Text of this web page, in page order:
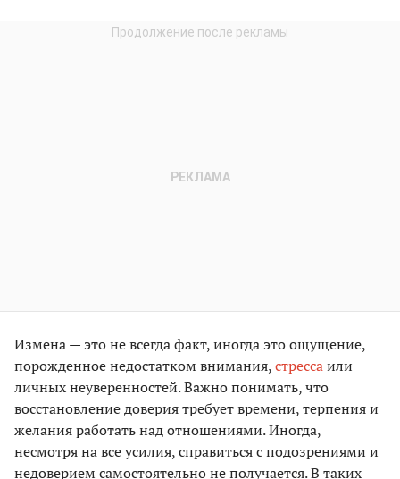
Измена — это не всегда факт, иногда это ощущение,
порожденное недостатком внимания,стрессаили
личных неуверенностей. Важно понимать, что
восстановление доверия требует времени, терпения и
желания работать над отношениями. Иногда,
несмотря на все усилия, справиться с подозрениями и
недоверием самостоятельно не получается. В таких